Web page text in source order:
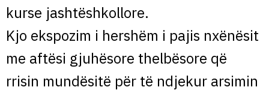
kurse jashtëshkollore.
Kjo ekspozim i hershëm i pajis nxënësit
me aftësi gjuhësore thelbësore që
rrisin mundësitë për të ndjekur arsimin